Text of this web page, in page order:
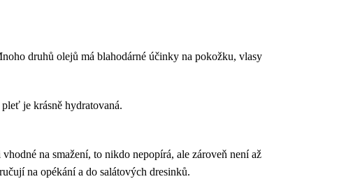
druhů olejů má blahodárné účinky na pokožku, vlasy
je krásně hydratovaná.
na smažení, to nikdo nepopírá, ale zároveň není až
na opékání a do salátových dresinků.